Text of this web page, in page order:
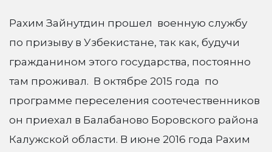
Рахим Зайнутдин прошел военную службу
по призыву в Узбекистане, так как, будучи
гражданином этого государства, постоянно
там проживал. В октябре 2015 года по
программе переселения соотечественников
он приехал в Балабаново Боровского района
Калужской области. В июне 2016 года Рахим